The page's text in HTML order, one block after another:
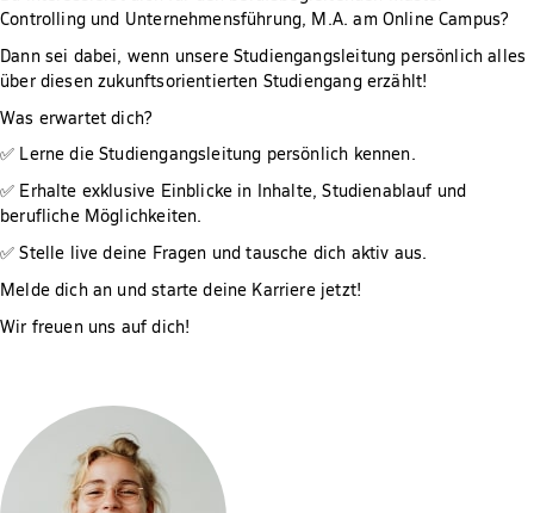
Controlling und Unternehmensführung, M.A. am Online Campus?
Dann sei dabei, wenn unsere Studiengangsleitung persönlich alles
über diesen zukunftsorientierten Studiengang erzählt!
Was erwartet dich?
✅ Lerne die Studiengangsleitung persönlich kennen.
✅ Erhalte exklusive Einblicke in Inhalte, Studienablauf und
berufliche Möglichkeiten.
✅ Stelle live deine Fragen und tausche dich aktiv aus.
Melde dich an und starte deine Karriere jetzt!
Wir freuen uns auf dich!